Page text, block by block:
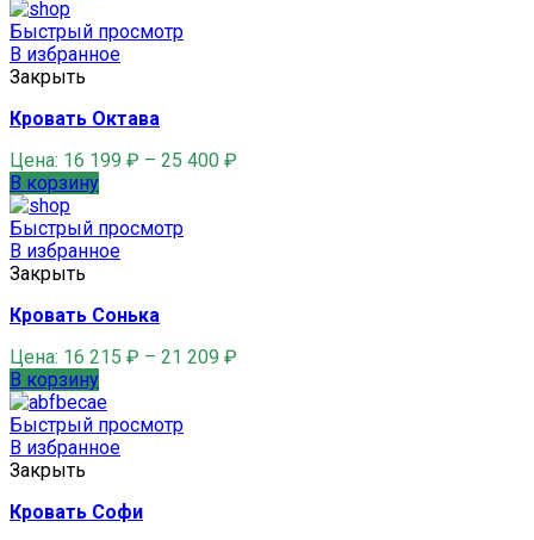
Быстрый просмотр
В избранное
Закрыть
Кровать Октава
Цена: 16 199 ₽ – 25 400 ₽
В корзину
Быстрый просмотр
В избранное
Закрыть
Кровать Сонька
Цена: 16 215 ₽ – 21 209 ₽
В корзину
Быстрый просмотр
В избранное
Закрыть
Кровать Софи